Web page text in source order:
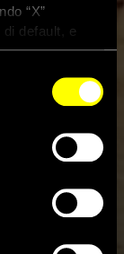
“X”
default, e
con i cookie
di